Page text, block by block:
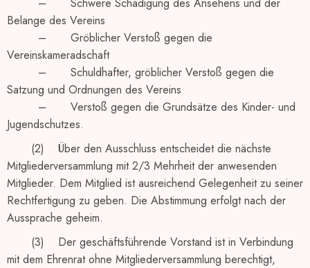
Belange des Vereins
– Gröblicher Verstoß gegen die
Vereinskameradschaft
– Schuldhafter, gröblicher Verstoß gegen die
Satzung und Ordnungen des Vereins
– Verstoß gegen die Grundsätze des Kinder- und
Jugendschutzes.
(2) Über den Ausschluss entscheidet die nächste
Mitgliederversammlung mit 2/3 Mehrheit der anwesenden
Mitglieder. Dem Mitglied ist ausreichend Gelegenheit zu seiner
Rechtfertigung zu geben. Die Abstimmung erfolgt nach der
Aussprache geheim.
(3) Der geschäftsführende Vorstand ist in Verbindung
mit dem Ehrenrat ohne Mitgliederversammlung berechtigt,